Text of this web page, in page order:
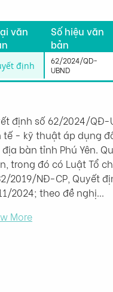
văn
Số hiệu văn
bản
định
62/2024/QD-
UBND
định số 62/2024/QĐ-
tế - kỹ thuật áp dụng
địa bàn tỉnh Phú Yên.
trong đó có Luật Tổ
2019/NĐ-CP, Quyết
2024; theo đề nghị…
More